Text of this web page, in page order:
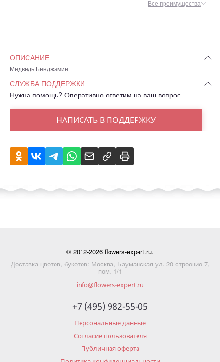
Все преимущества
ОПИСАНИЕ
Медведь Бенджамин
СЛУЖБА ПОДДЕРЖКИ
Нужна помощь? Оперативно ответим на ваш вопрос
НАПИСАТЬ В ПОДДЕРЖКУ
© 2012-2026 flowers-expert.ru.
Доставка цветов, букетов: Москва, Бауманская ул. 20 строение 7,
пом. 1/1
info@flowers-expert.ru
+7 (495) 982-55-05
Персональные данные
Согласие пользователя
Публичная оферта